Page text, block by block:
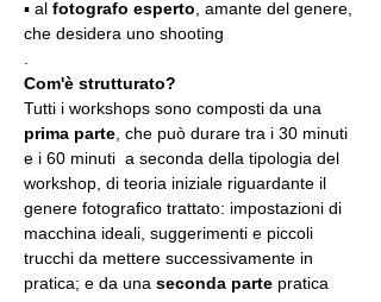
▪️ al fotografo esperto , amante del genere,
che desidera uno shooting
Com'è strutturato?
Tutti i workshops sono composti da una
prima parte , che può durare tra i 30 minuti
e i 60 minuti  a seconda della tipologia del
workshop, di teoria iniziale riguardante il
genere fotografico trattato: impostazioni di
macchina ideali, suggerimenti e piccoli
trucchi da mettere successivamente in
pratica; e da una seconda parte pratica